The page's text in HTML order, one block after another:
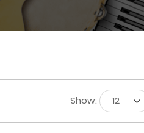
Show: 12